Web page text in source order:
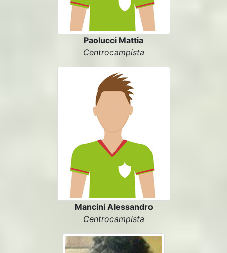
Paolucci Mattia
Centrocampista
Mancini Alessandro
Centrocampista